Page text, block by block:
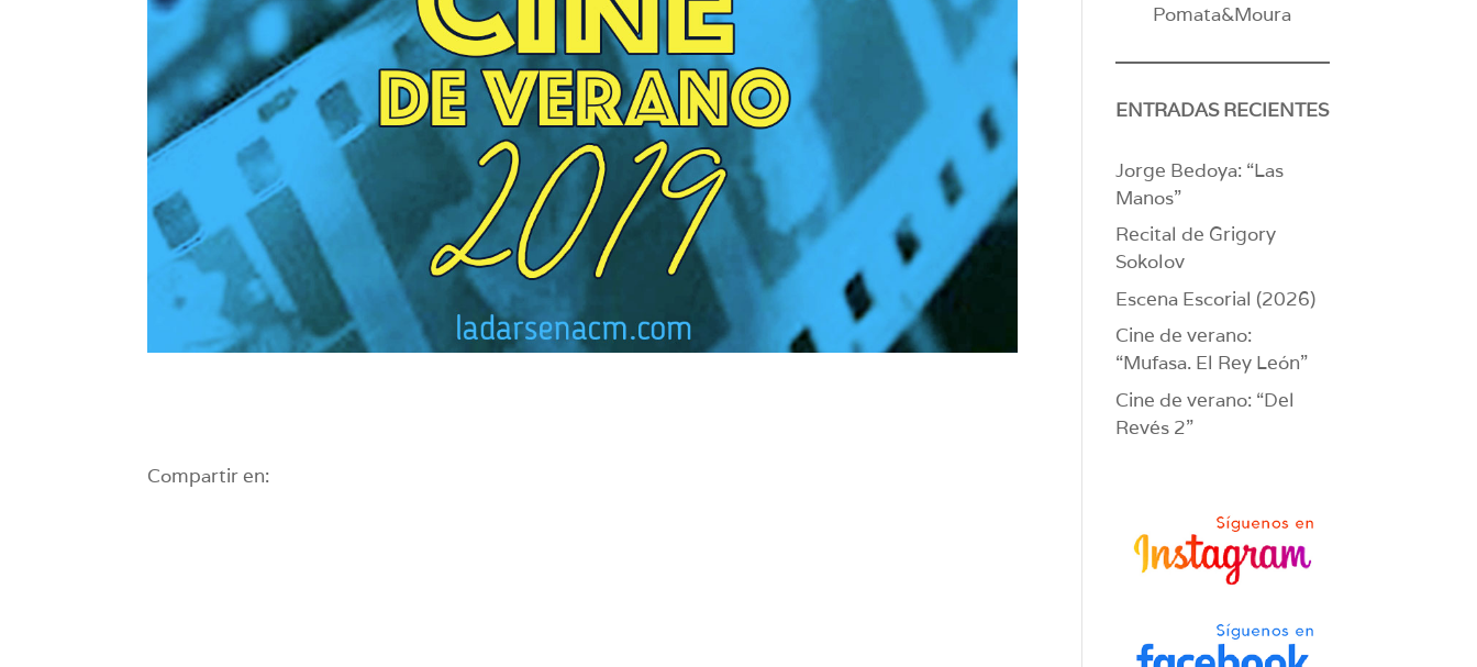
Compartir en:
Pomata&Moura
ENTRADAS RECIENTES
Jorge Bedoya: “Las
Manos”
Recital de Grigory
Sokolov
Escena Escorial (2026)
Cine de verano:
“Mufasa. El Rey León”
Cine de verano: “Del
Revés 2”